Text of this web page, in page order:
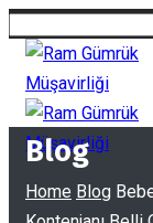
Blog
Home Blog